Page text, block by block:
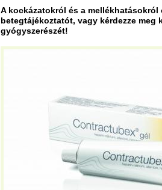
A kockázatokról és a mellékhatásokról
betegtájékoztatót, vagy kérdezze meg
gyógyszerészét!